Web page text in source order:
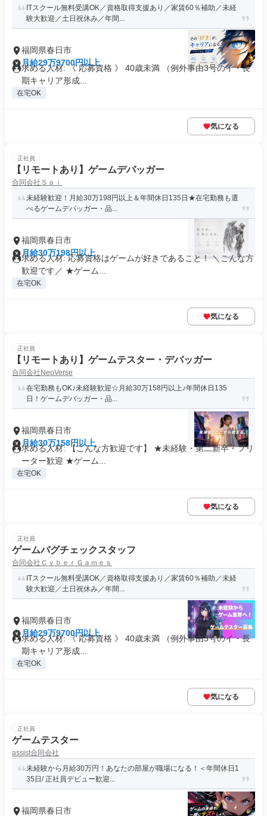
ITスクール無料受講OK／資格取得支援あり／家賃60％補助／未経
験大歓迎／土日祝休み／年間...
福岡県春日市
月給29万9700円以上
求める人材: 《 応募資格 》 40歳未満 （例外事由3号のイ・長
期キャリア形成...
在宅OK
気になる
正社員
【リモートあり】ゲームデバッガー
合同会社Ｓａｉ
未経験歓迎！月給30万198円以上＆年間休日135日★在宅勤務も選
べるゲームデバッガー・品...
福岡県春日市
月給30万198円以上
求める人材: 応募資格はゲームが好きであること！ ＼こんな方
歓迎です／ ★ゲーム...
在宅OK
気になる
正社員
【リモートあり】ゲームテスター・デバッガー
合同会社NeoVerse
在宅勤務もOK♪未経験歓迎☆月給30万158円以上♪年間休日135
日！ゲームデバッガー・品...
福岡県春日市
月給30万158円以上
求める人材: 【こんな方歓迎です】 ★未経験・第二新卒・フリ
ーター歓迎 ★ゲーム...
在宅OK
気になる
正社員
ゲームバグチェックスタッフ
合同会社ＣｙｂｅｒＧａｍｅｓ
ITスクール無料受講OK／資格取得支援あり／家賃60％補助／未経
験大歓迎／土日祝休み／年間...
福岡県春日市
月給29万9700円以上
求める人材: 《 応募資格 》 40歳未満 （例外事由3号のイ・長
期キャリア形成...
在宅OK
気になる
正社員
ゲームテスター
assist合同会社
未経験から月給30万円！あなたの部屋が職場になる！＜年間休日1
35日/ 正社員デビュー歓迎...
福岡県春日市